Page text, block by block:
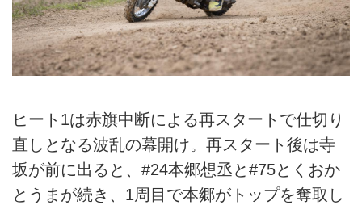
ヒート1は赤旗中断による再スタートで仕切り
直しとなる波乱の幕開け。再スタート後は寺
坂が前に出ると、#24本郷想丞と#75とくおか
とうまが続き、1周目で本郷がトップを奪取し